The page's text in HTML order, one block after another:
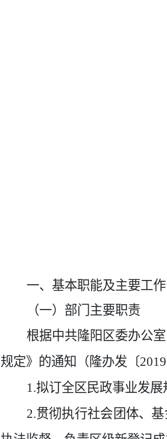
一、基本职能及主要工作
（一）部门主要职责
根据中共隆阳区委办公
规定》的通知（隆办发〔
1.拟订全区民政事业发展
2.贯彻执行社会团体、